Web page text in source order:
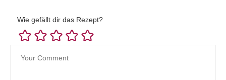
Wie gefällt dir das Rezept?